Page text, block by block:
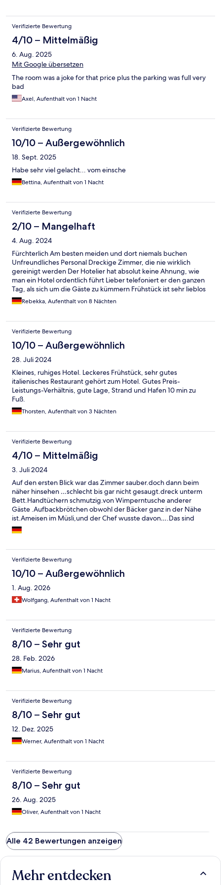
brauchen. Wir hatten ein Zimmer mit zwei kleinen Dachfenstern
in der Dachschrägen, die sind aber so hoch das man nicht aus
dem Fenster schauen konnte. Parkplätze gibt es am Hotel, nur
bekommt man nie einen, weil viele auf zwei Plätze stehen oder
es stehen fremde auf den Plätzen, die im Restaurant sind oder
von dort einfach spazieren gehen. Leider kümmert sich auch
Verifizierte Bewertung
4/10 – Mittelmäßig
6. Aug. 2025
Mit Google übersetzen
The room was a joke for that price plus the parking was full very
bad
Axel, Aufenthalt von 1 Nacht
Verifizierte Bewertung
10/10 – Außergewöhnlich
18. Sept. 2025
Habe sehr viel gelacht... vom einsche
Bettina, Aufenthalt von 1 Nacht
Verifizierte Bewertung
2/10 – Mangelhaft
4. Aug. 2024
Fürchterlich Am besten meiden und dort niemals buchen
Unfreundliches Personal Dreckige Zimmer, die nie wirklich
gereinigt werden Der Hotelier hat absolut keine Ahnung, wie
man ein Hotel ordentlich führt Lieber telefoniert er den ganzen
Tag, als sich um die Gäste zu kümmern Frühstück ist sehr lieblos
und hat wenig Auwahl Schmeckt wie vom Supermarkt mit
Aufbackbackwaren etc Das Zimmer war groß, allerdings staubig
funktioniert Die Krönung war bei der Abreise ein Wurm im
Schrank (Gesundheitsamt und DeHoGa werden entsprechend
darüber informiert) Die positiven Bewertungen kann ich hier
absolut gar nicht nachvollziehen Wir kommen gerne nach
Carolinensiel, aber nie wieder in dieses Hotel
Rebekka, Aufenthalt von 8 Nächten
Verifizierte Bewertung
10/10 – Außergewöhnlich
28. Juli 2024
Kleines, ruhiges Hotel. Leckeres Frühstück, sehr gutes
italienisches Restaurant gehört zum Hotel. Gutes Preis-
Leistungs-Verhältnis, gute Lage, Strand und Hafen 10 min zu
Fuß.
Thorsten, Aufenthalt von 3 Nächten
Verifizierte Bewertung
4/10 – Mittelmäßig
3. Juli 2024
Auf den ersten Blick war das Zimmer sauber.doch dann beim
näher hinsehen …schlecht bis gar nicht gesaugt.dreck unterm
Bett.Handtüchern schmutzig.von Wimperntusche anderer
Gäste .Aufbackbrötchen obwohl der Bäcker ganz in der Nähe
ist.Ameisen im Müsli,und der Chef wusste davon….Das sind
Sachen die gehen gar nicht……sorry,ist so.
Verifizierte Bewertung
10/10 – Außergewöhnlich
1. Aug. 2026
Wolfgang, Aufenthalt von 1 Nacht
Verifizierte Bewertung
8/10 – Sehr gut
28. Feb. 2026
Marius, Aufenthalt von 1 Nacht
Verifizierte Bewertung
8/10 – Sehr gut
12. Dez. 2025
Werner, Aufenthalt von 1 Nacht
Verifizierte Bewertung
8/10 – Sehr gut
26. Aug. 2025
Oliver, Aufenthalt von 1 Nacht
Alle 42 Bewertungen anzeigen
Mehr entdecken